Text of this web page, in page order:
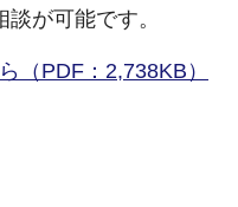
が可能です。
（PDF：2,738KB）